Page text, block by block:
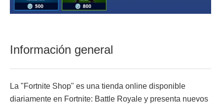
Información general
La "Fortnite Shop" es una tienda online disponible
diariamente en Fortnite: Battle Royale y presenta nuevos